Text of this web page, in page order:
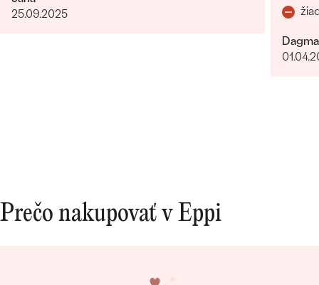
25.09.2025
Prečo nakupovať v Eppi